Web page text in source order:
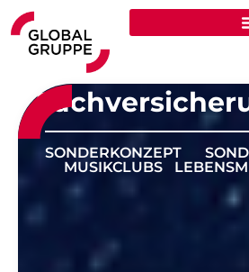
Zum
Inhalt
SONDERKONZEPT
MUSIKCLUBS